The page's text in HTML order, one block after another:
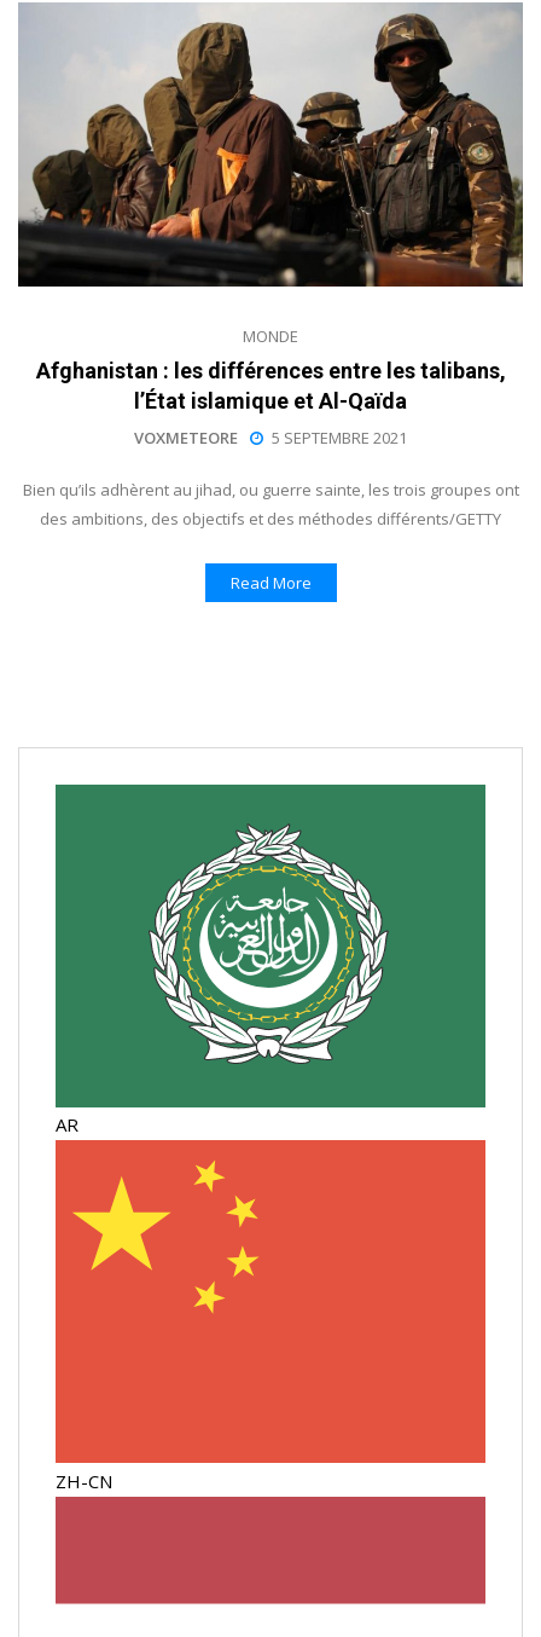
MONDE
Afghanistan : les différences entre les talibans,
l’État islamique et Al-Qaïda
VOXMETEORE 5 SEPTEMBRE 2021
Bien qu’ils adhèrent au jihad, ou guerre sainte, les trois groupes ont
des ambitions, des objectifs et des méthodes différents/GETTY
Read More
AR
ZH-CN